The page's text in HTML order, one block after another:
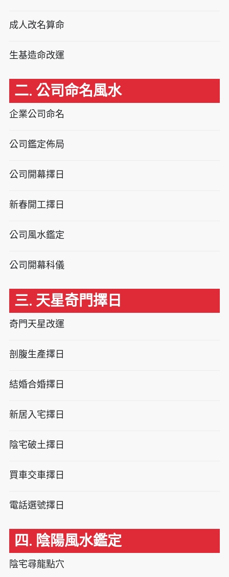
成人改名算命
生基造命改運
二. 公司命名風水
企業公司命名
公司鑑定佈局
公司開幕擇日
新春開工擇日
公司風水鑑定
公司開幕科儀
三. 天星奇門擇日
奇門天星改運
剖腹生產擇日
結婚合婚擇日
新居入宅擇日
陰宅破土擇日
買車交車擇日
電話選號擇日
四. 陰陽風水鑑定
陰宅尋龍點穴